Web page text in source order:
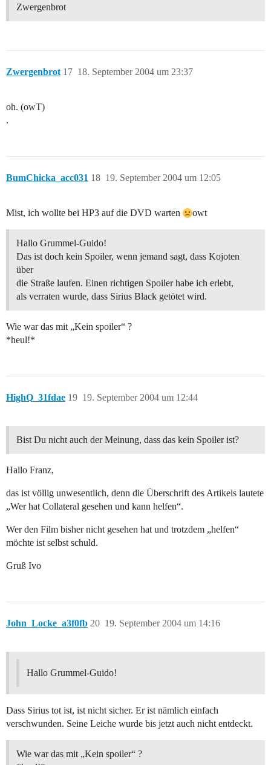
Zwergenbrot
Zwergenbrot 18. September 2004 um 23:37
17
oh. (owT)
.
BumChicka_acc031 19. September 2004 um 12:05
18
Mist, ich wollte bei HP3 auf die DVD warten owt
Hallo Grummel-Guido!
Das ist doch kein Spoiler, wenn jemand sagt, dass Kojoten
über
die Straße laufen. Einen richtigen Spoiler habe ich erlebt,
als verraten wurde, dass Sirius Black getötet wird.
Wie war das mit „Kein spoiler“ ?
*heul!*
HighQ_31fdae 19. September 2004 um 12:44
19
Bist Du nicht auch der Meinung, dass das kein Spoiler ist?
Hallo Franz,
das ist völlig unwesentlich, denn die Überschrift des Artikels lautete
„Wer hat Collateral gesehen und kann helfen“.
Wer den Film bisher nicht gesehen hat und trotzdem „helfen“
möchte ist selbst schuld.
Gruß Ivo
John_Locke_a3f0fb 19. September 2004 um 14:16
20
Hallo Grummel-Guido!
Dass Sirius tot ist, ist nicht sicher. Er ist nämlich einfach
verschwunden. Seine Leiche wurde bis jetzt auch nicht entdeckt.
Wie war das mit „Kein spoiler“ ?